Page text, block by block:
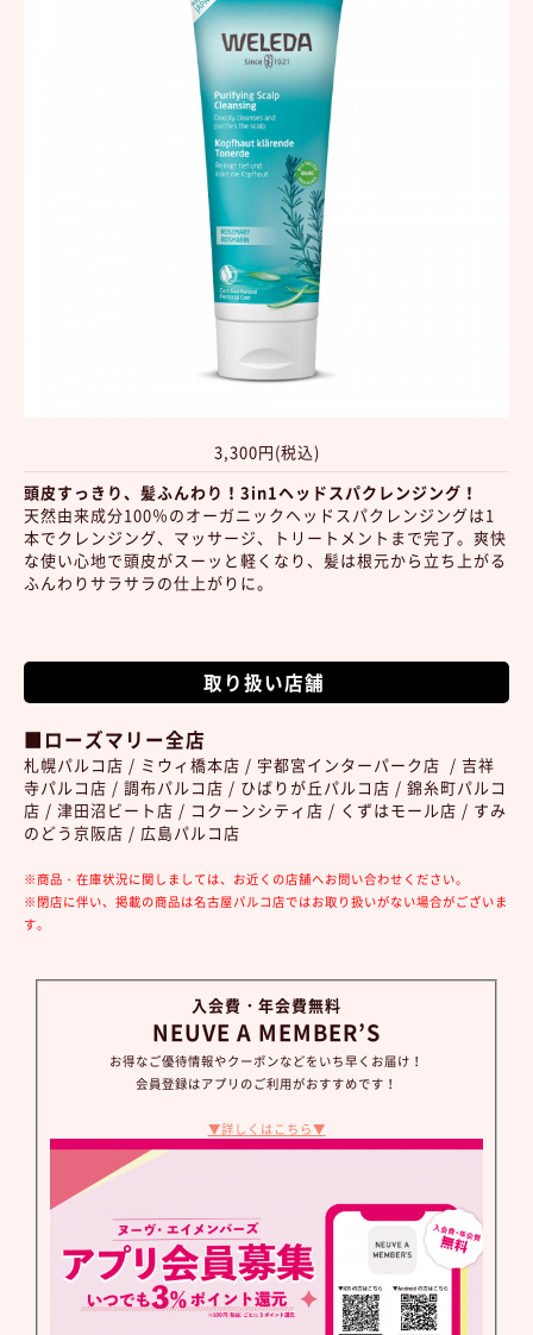
3,300円(税込)
頭皮すっきり、髪ふんわり！3in1ヘッドスパクレンジング！
天然由来成分100％のオーガニックヘッドスパクレンジングは1
本でクレンジング、マッサージ、トリートメントまで完了。爽快
な使い心地で頭皮がスーッと軽くなり、髪は根元から立ち上がる
ふんわりサラサラの仕上がりに。
取り扱い店舗
■ローズマリー全店
札幌パルコ店 / ミウィ橋本店 / 宇都宮インターパーク店 / 吉祥
寺パルコ店 / 調布パルコ店 / ひばりが丘パルコ店 / 錦糸町パルコ
店 / 津田沼ビート店 / コクーンシティ店 / くずはモール店 / すみ
のどう京阪店 / 広島パルコ店
※商品・在庫状況に関しましては、お近くの店舗へお問い合わせください。
※閉店に伴い、掲載の商品は名古屋パルコ店ではお取り扱いがない場合がございま
す。
入会費・年会費無料
NEUVE A MEMBER’S
お得なご優待情報やクーポンなどをいち早くお届け！
会員登録はアプリのご利用がおすすめです！
▼詳しくはこちら▼